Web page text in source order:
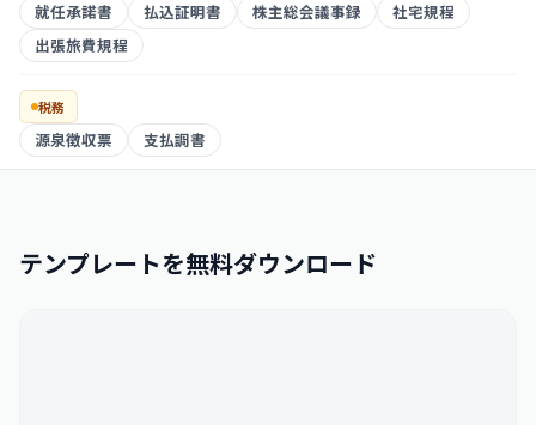
就任承諾書
払込証明書 株主総会議事録
社宅規程
出張旅費規程
税務
源泉徴収票 支払調書
テンプレートを無料ダウンロード